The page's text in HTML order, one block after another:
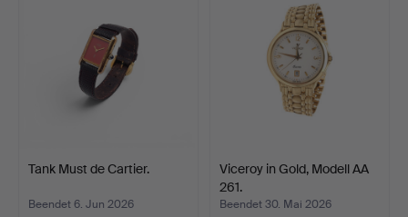
Tank Must de Cartier.
Beendet 6. Jun 2026
Viceroy in Gold, Modell AA
261.
Beendet 30. Mai 2026